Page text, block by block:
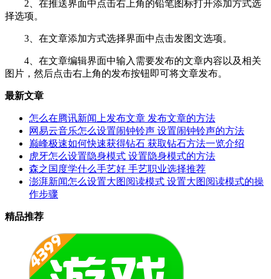
2、在推送界面中点击右上角的铅笔图标打开添加方式选
择选项。
3、在文章添加方式选择界面中点击发图文选项。
4、在文章编辑界面中输入需要发布的文章内容以及相关
图片，然后点击右上角的发布按钮即可将文章发布。
最新文章
怎么在腾讯新闻上发布文章 发布文章的方法
网易云音乐怎么设置闹钟铃声 设置闹钟铃声的方法
巅峰极速如何快速获得钻石 获取钻石方法一览介绍
虎牙怎么设置隐身模式 设置隐身模式的方法
森之国度学什么手艺好 手艺职业选择推荐
澎湃新闻怎么设置大图阅读模式 设置大图阅读模式的操
作步骤
精品推荐